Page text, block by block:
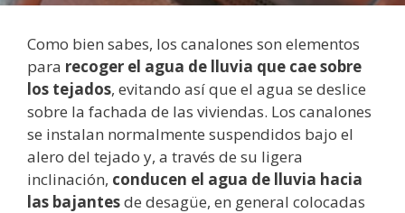
Como bien sabes, los canalones son elementos
para recoger el agua de lluvia que cae sobre
los tejados, evitando así que el agua se deslice
sobre la fachada de las viviendas. Los canalones
se instalan normalmente suspendidos bajo el
alero del tejado y, a través de su ligera
inclinación, conducen el agua de lluvia hacia
las bajantesde desagüe, en general colocadas